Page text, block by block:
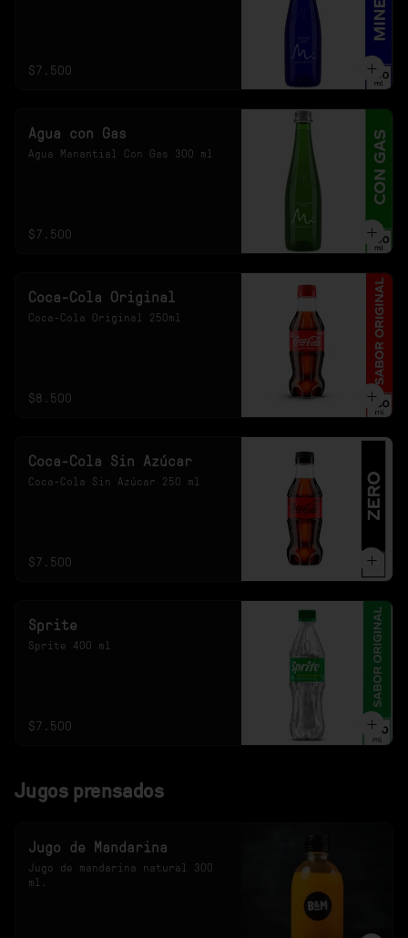
$7.500
Agua con Gas
Agua Manantial Con Gas 300 ml
$7.500
Coca-Cola Original
Coca-Cola Original 250ml
$8.500
Coca-Cola Sin Azúcar
Coca-Cola Sin Azúcar 250 ml
$7.500
Sprite
Sprite 400 ml
$7.500
Jugos prensados
Jugo de Mandarina
Jugo de mandarina natural 300
ml.